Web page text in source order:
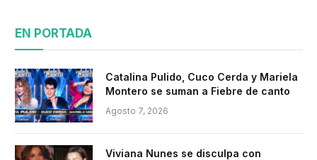
EN PORTADA
Catalina Pulido, Cuco Cerda y Mariela
Montero se suman a Fiebre de canto
Agosto 7, 2026
Viviana Nunes se disculpa con